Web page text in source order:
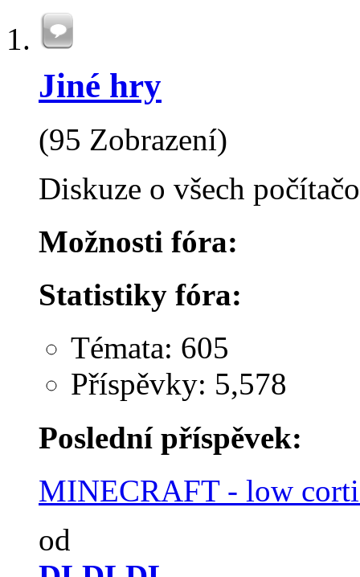
Jiné hry
(95 Zobrazení)
Diskuze o všech
Možnosti fóra:
Statistiky fóra:
Témata: 605
Příspěvky: 5,578
Poslední příspěvek:
MINECRAFT - low
od